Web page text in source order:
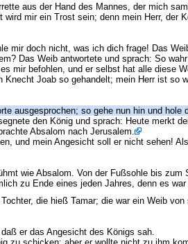
aus der Hand des Mannes, der mich
mir ein Trost sein; denn mein Herr, der
mir doch nicht, was ich dich frage! Das
Das Weib antwortete und sprach: So
mir befohlen, und er selbst hat alle diese
Joab so gehandelt; mein Herr ist so
ausgesprochen; so gehe nun hin und hole
den König und sprach: Heute merkt
Absalom nach Jerusalem.
und mein Angesicht soll er nicht sehen!
wie Absalom. Von der Fußsohle bis zum
zu Ende eines jeden Jahres, denn es
die hieß Tamar; die war ein Weib
er das Angesicht des Königs sah.